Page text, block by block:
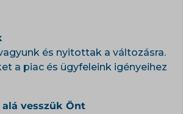
és nyitottak a változásra.
a piac és ügyfeleink igényeihez
vesszük Önt